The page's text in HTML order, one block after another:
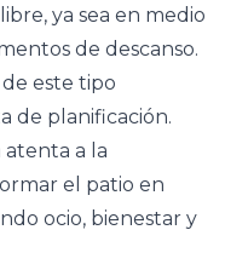
ya sea en medio
de descanso.
este tipo
de planificación.
atenta a la
el patio en
ocio, bienestar y